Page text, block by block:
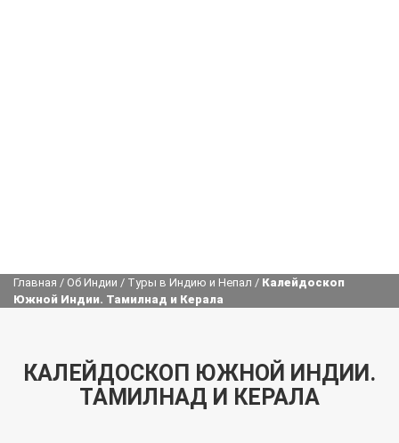
Главная / Об Индии / Туры в Индию и Непал / Калейдоскоп
Южной Индии. Тамилнад и Керала
КАЛЕЙДОСКОП ЮЖНОЙ ИНДИИ.
ТАМИЛНАД И КЕРАЛА